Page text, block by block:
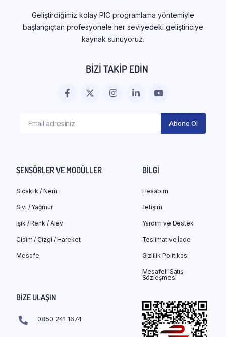
Geliştirdiğimiz kolay PIC programlama yöntemiyle
başlangıçtan profesyonele her seviyedeki geliştiriciye
kaynak sunuyoruz.
BIZI TAKIP EDIN
SENSÖRLER VE MODÜLLER
Sıcaklık / Nem
Sıvı / Yağmur
Işık / Renk / Alev
Cisim / Çizgi / Hareket
Mesafe
BILGI
Hesabım
İletişim
Yardım ve Destek
Teslimat ve İade
Gizlilik Politikası
Mesafeli Satış
Sözleşmesi
BIZE ULAŞIN
0850 241 1674